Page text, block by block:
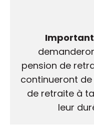
pension de
continueront de
de retraite à
leur